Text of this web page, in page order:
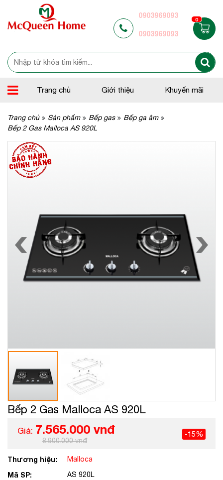
0903969093
0903969093
0
Trang chủ Giới thiệu Khuyến mãi
Trang chủ Sản phẩm Bếp gas
Bếp ga âm
Bếp 2 Gas Malloca AS 920L
Bếp 2 Gas Malloca AS 920L
Giá: 7.565.000 vnđ
8.900.000 vnđ
-15%
Thương hiệu: Malloca
Mã SP: AS 920L